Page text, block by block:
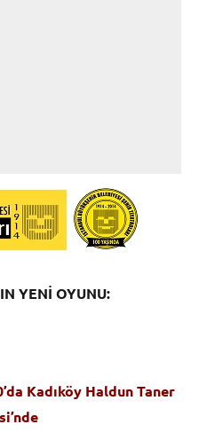
YENİ OYUNU:
Kadıköy Haldun Taner